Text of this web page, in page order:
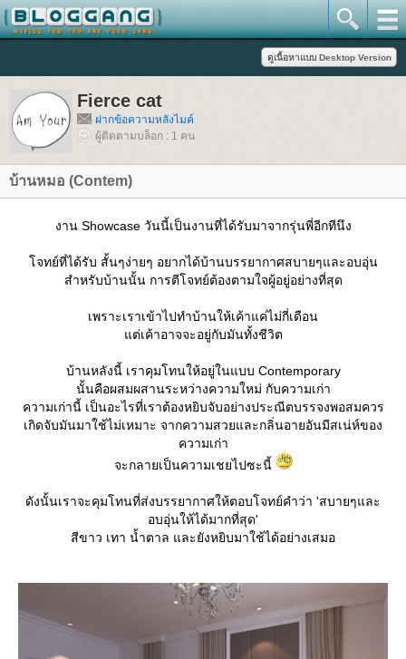
Fierce cat
ฝากข้อความหลังไมค์
ผู้ติดตามบล็อก : 1 คน
บ้านหมอ (Contem)
งาน Showcase วันนี้เป็นงานที่ได้รับมาจากรุ่นพี่อีกทีนึง
จทย์ที่ได้รับ สั้นๆง่ายๆ อยากได้บ้านบรรยากาศสบายๆและอบอุ่น
สำหรับบ้านนั้น การตีโจทย์ต้องตามใจผู้อยู่อย่างที่สุด
เพราะเราเข้าไปทำบ้านให้เค้าแค่ไม่กี่เดือน
ต่เค้าอาจจะอยู่กับมันทั้งชีวิต
บ้านหลังนี้ เราคุมโทนให้อยู่ในแบบ Contemporary
นั้นคือผสมผสานระหว่างความใหม่ กับความเก่า
ความเก่านี้ เป็นอะไรที่เราต้องหยิบจับอย่างประณีตบรรจงพอสมควร
เกิดจับมันมาใช้ไม่เหมาะ จากความสวยและกลิ่นอายอันมีสเน่ห์ของ
ความเก่า
จะกลายเป็นความเชยไปซะนี้
ดังนั้นเราจะคุมโทนที่ส่งบรรยากาศให้ตอบโจทย์คำว่า 'สบายๆและ
อบอุ่นให้ได้มากที่สุด'
สีขาว เทา น้ำตาล และยังหยิบมาใช้ได้อย่างเสมอ